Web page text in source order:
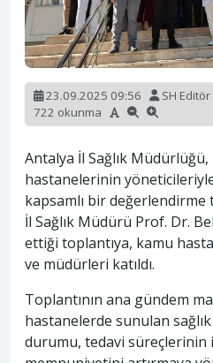
23.09.2025 09:56 SH Editör
722 okunma
Antalya İl Sağlık
hastanelerinin
kapsamlı bir değerlendirme
İl Sağlık Müdürü Prof. Dr.
ettiği toplantıya, kamu
ve müdürleri katıldı.
Toplantının ana gündem
hastanelerde sunulan
durumu, tedavi süreçlerinin